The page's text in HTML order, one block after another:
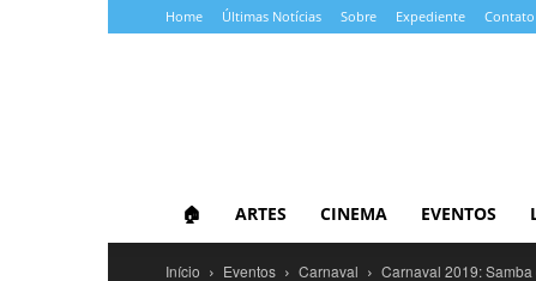
Home Últimas Notícias Sobre Expediente Contato
🏠 ARTES CINEMA EVENTOS
Início Eventos Carnaval Carnaval 2019: